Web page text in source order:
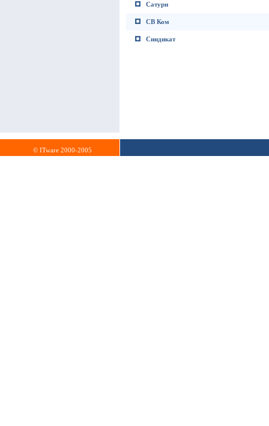
Сатурн
СВ Ком
Синдикат
© ITware 2000-2005